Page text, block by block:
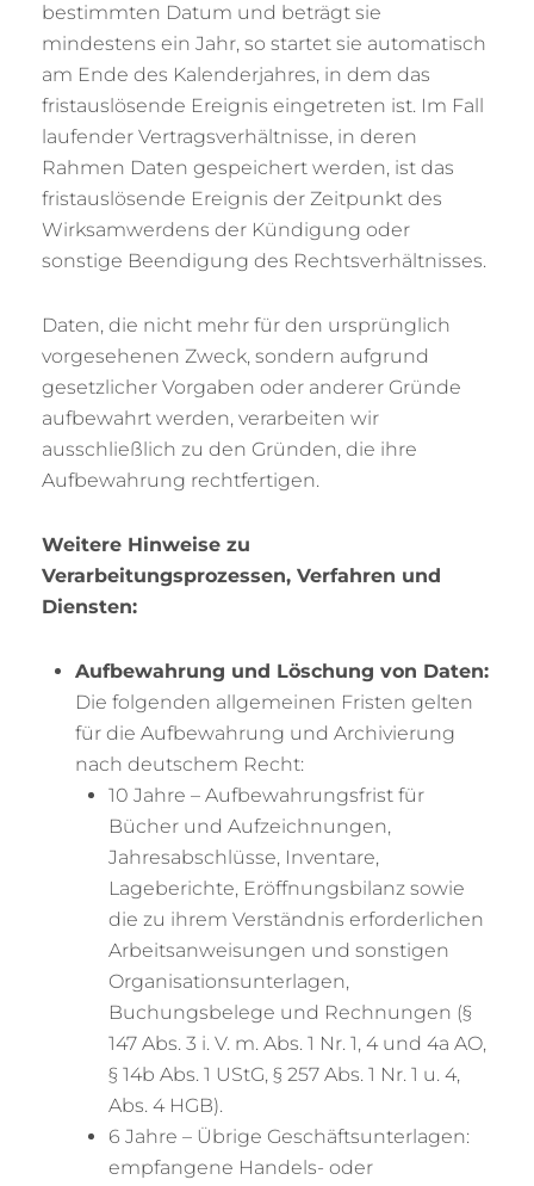
bestimmten Datum und beträgt sie
mindestens ein Jahr, so startet sie automatisch
am Ende des Kalenderjahres, in dem das
fristauslösende Ereignis eingetreten ist. Im Fall
laufender Vertragsverhältnisse, in deren
Rahmen Daten gespeichert werden, ist das
fristauslösende Ereignis der Zeitpunkt des
Wirksamwerdens der Kündigung oder
sonstige Beendigung des Rechtsverhältnisses.
Daten, die nicht mehr für den ursprünglich
vorgesehenen Zweck, sondern aufgrund
gesetzlicher Vorgaben oder anderer Gründe
aufbewahrt werden, verarbeiten wir
ausschließlich zu den Gründen, die ihre
Aufbewahrung rechtfertigen.
Weitere Hinweise zu
Verarbeitungsprozessen, Verfahren und
Diensten:
Aufbewahrung und Löschung von Daten:
Die folgenden allgemeinen Fristen gelten
für die Aufbewahrung und Archivierung
nach deutschem Recht:
10 Jahre – Aufbewahrungsfrist für
Bücher und Aufzeichnungen,
Jahresabschlüsse, Inventare,
Lageberichte, Eröffnungsbilanz sowie
die zu ihrem Verständnis erforderlichen
Arbeitsanweisungen und sonstigen
Organisationsunterlagen,
Buchungsbelege und Rechnungen (§
147 Abs. 3 i. V. m. Abs. 1 Nr. 1, 4 und 4a AO,
§ 14b Abs. 1 UStG, § 257 Abs. 1 Nr. 1 u. 4,
Abs. 4 HGB).
6 Jahre – Übrige Geschäftsunterlagen:
empfangene Handels- oder